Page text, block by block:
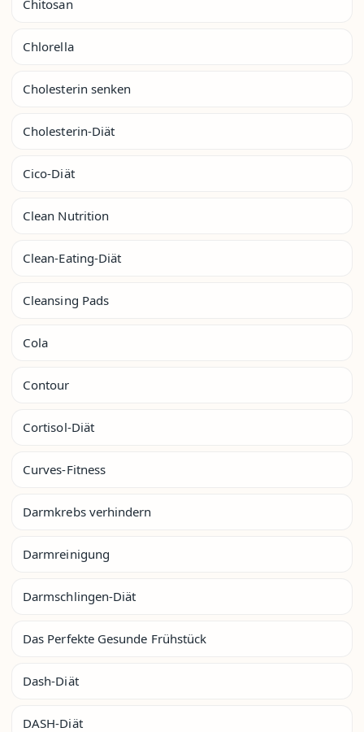
Chitosan
Chlorella
Cholesterin senken
Cholesterin-Diät
Cico-Diät
Clean Nutrition
Clean-Eating-Diät
Cleansing Pads
Cola
Contour
Cortisol-Diät
Curves-Fitness
Darmkrebs verhindern
Darmreinigung
Darmschlingen-Diät
Das Perfekte Gesunde Frühstück
Dash-Diät
DASH-Diät